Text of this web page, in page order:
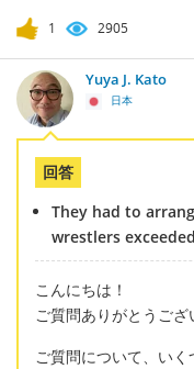
1 2905
Yuya J. Kato
日本
回答
They had to
wrestlers
こんにちは！
ご質問ありがとうござ
ご質問について、い